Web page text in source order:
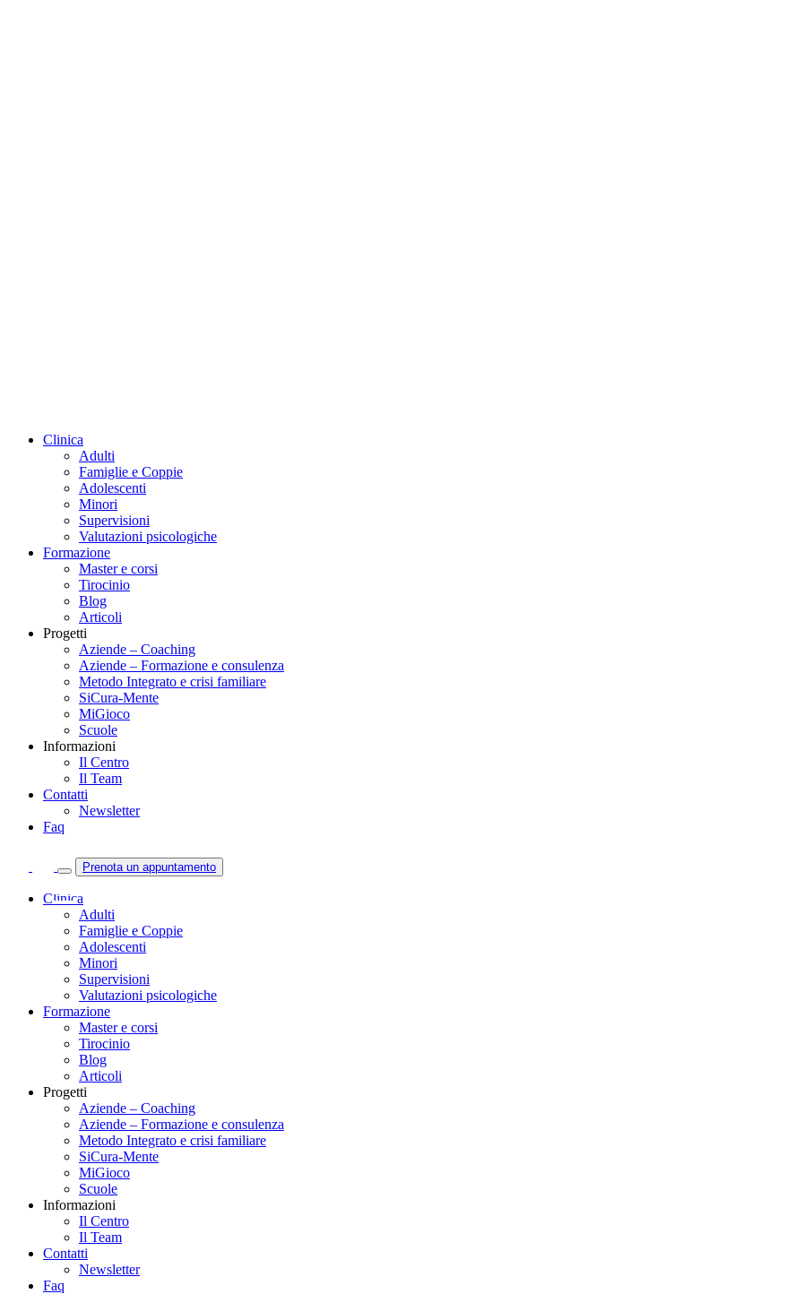
Clinica
Adulti
Famiglie e Coppie
Adolescenti
Minori
Supervisioni
Valutazioni psicologiche
Formazione
Master e corsi
Tirocinio
Blog
Articoli
Progetti
Aziende – Coaching
Aziende – Formazione e consulenza
Metodo Integrato e crisi familiare
SiCura-Mente
MiGioco
Scuole
Informazioni
Il Centro
Il Team
Contatti
Newsletter
Faq
Prenota un appuntamento
Clinica
Adulti
Famiglie e Coppie
Adolescenti
Minori
Supervisioni
Valutazioni psicologiche
Formazione
Master e corsi
Tirocinio
Blog
Articoli
Progetti
Aziende – Coaching
Aziende – Formazione e consulenza
Metodo Integrato e crisi familiare
SiCura-Mente
MiGioco
Scuole
Informazioni
Il Centro
Il Team
Contatti
Newsletter
Faq